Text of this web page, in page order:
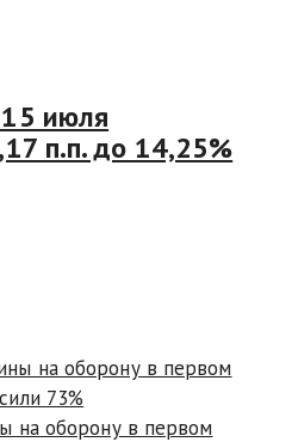
15 июля
п.п. до 14,25%
на оборону в первом